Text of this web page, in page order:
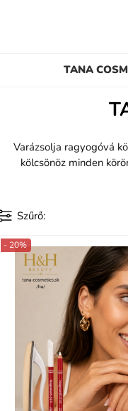
TANA
Varázsolja ragyogóvá
kölcsönöz minden
Szűrő
- 20%